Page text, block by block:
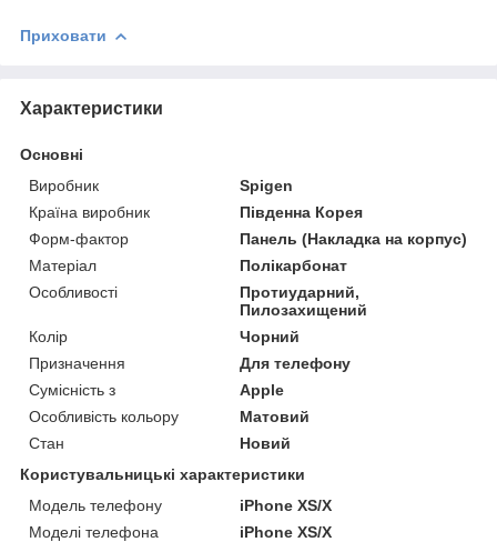
Приховати
Характеристики
Основні
Виробник
Spigen
Країна виробник
Південна Корея
Форм-фактор
Панель (Накладка на корпус)
Матеріал
Полікарбонат
Особливості
Протиударний,
Пилозахищений
Колір
Чорний
Призначення
Для телефону
Сумісність з
Apple
Особливість кольору
Матовий
Стан
Новий
Користувальницькі характеристики
Модель телефону
iPhone XS/X
Моделі телефона
iPhone XS/X